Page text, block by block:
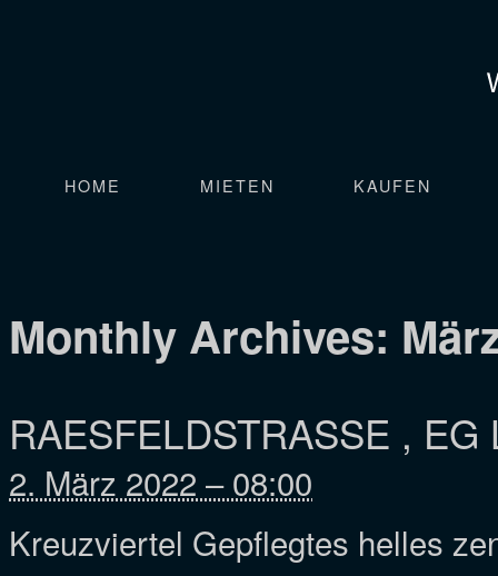
HOME MIETEN KAUFEN
Monthly Archives:
RAESFELDSTRASSE , EG
2. März 2022 – 08:00
Kreuzviertel Gepflegtes helles